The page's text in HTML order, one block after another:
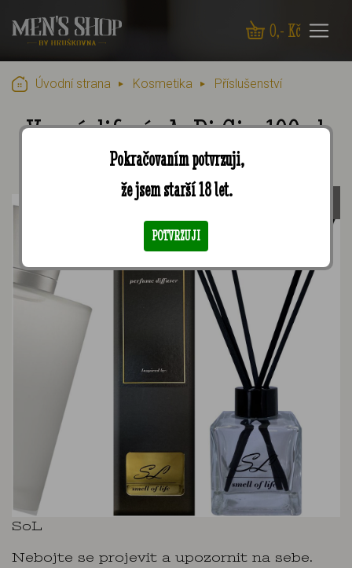
0,- Kč
Úvodní strana Kosmetika Příslušenství
Vonný difuzér A. Di Gio, 100ml
SoL
Nebojte se projevit a upozornit na sebe.
Pokračovaním potvrzuji,
že jsem starší 18 let.
POTVRZUJI